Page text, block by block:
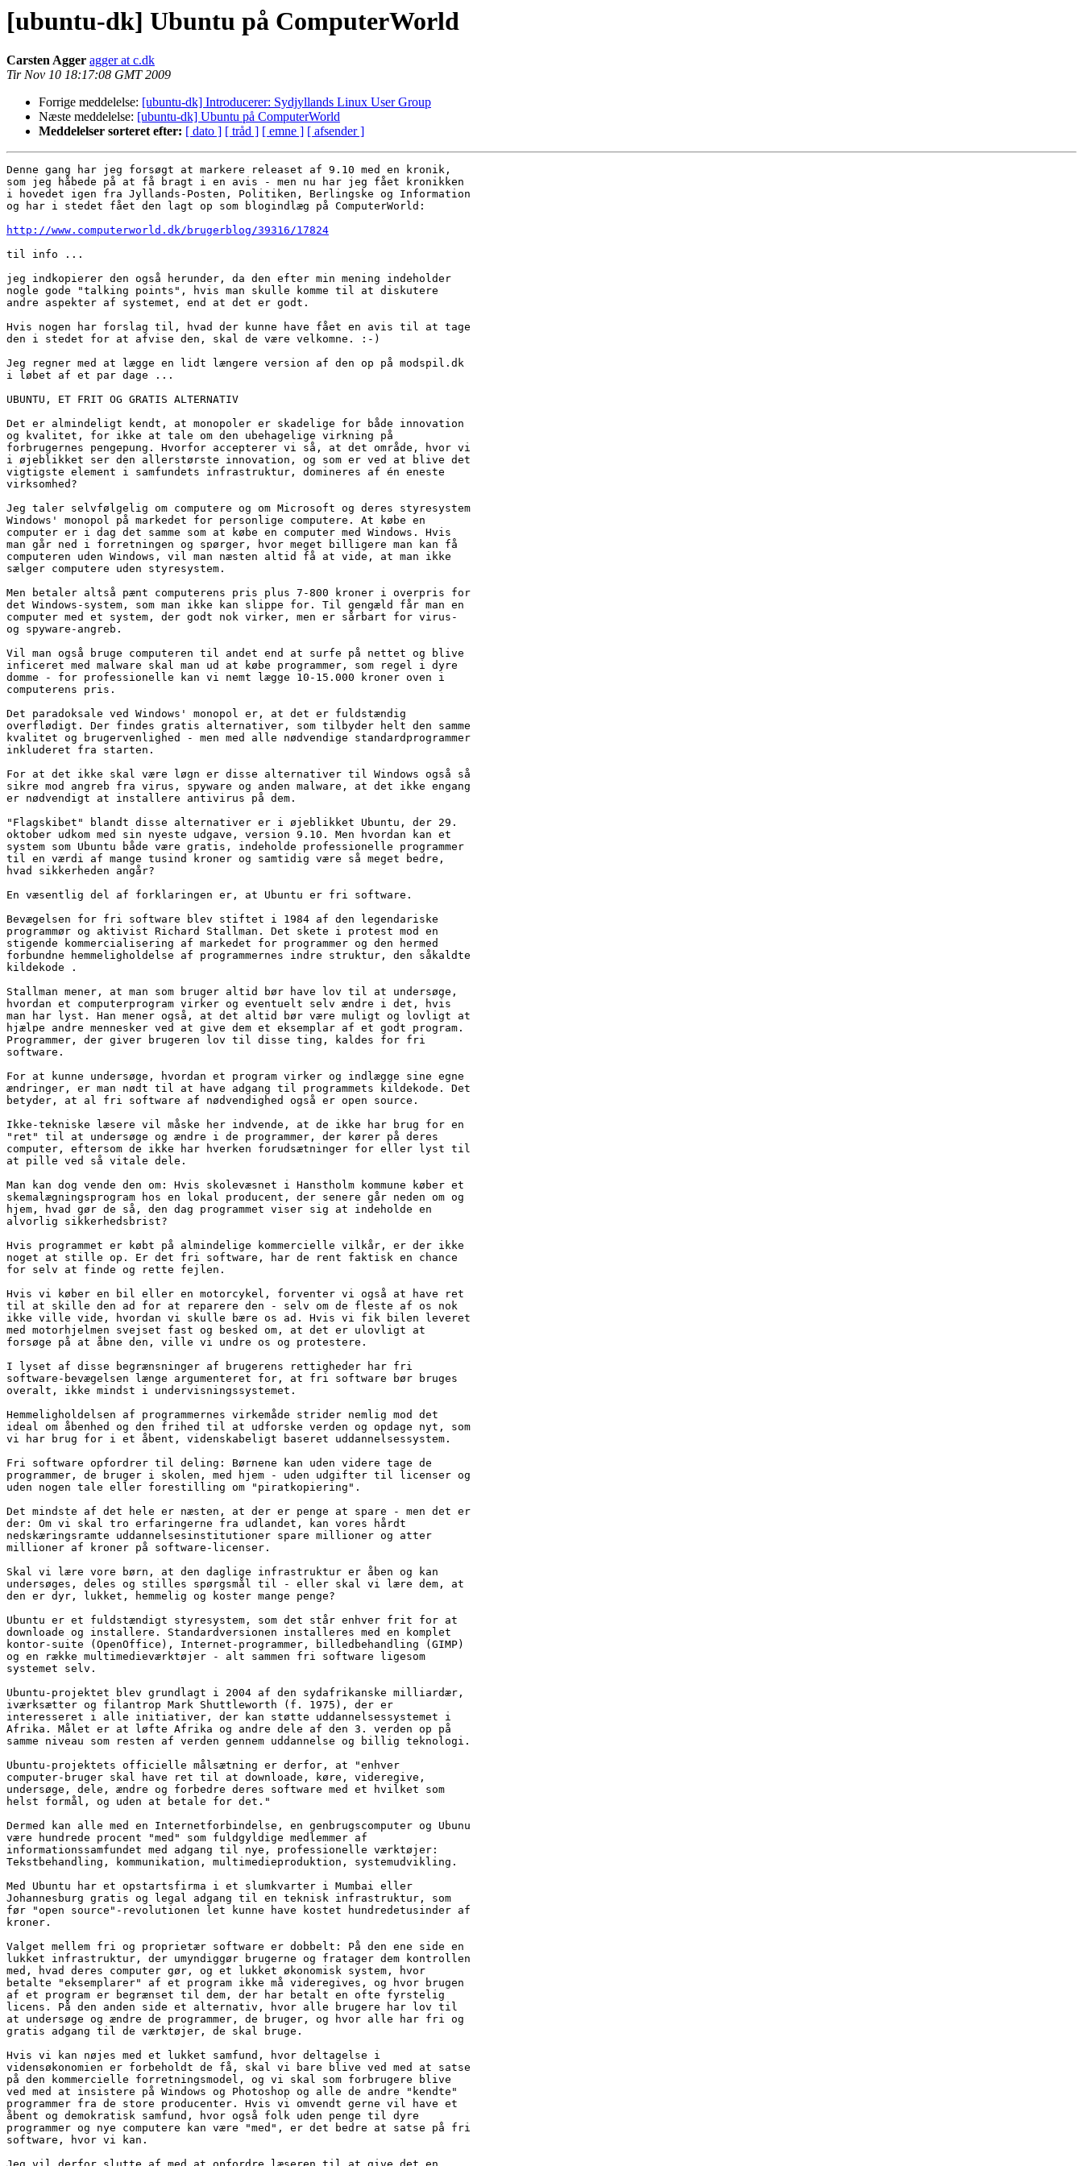
[ubuntu-dk] Ubuntu på ComputerWorld
Carsten Agger agger at c.dk
Tir Nov 10 18:17:08 GMT 2009
Forrige meddelelse: [ubuntu-dk] Introducerer: Sydjyllands Linux User Group
Næste meddelelse: [ubuntu-dk] Ubuntu på ComputerWorld
Meddelelser sorteret efter: [ dato ] [ tråd ] [ emne ] [ afsender ]
Denne gang har jeg forsøgt at markere releaset af 9.10 med en kronik,
som jeg håbede på at få bragt i en avis - men nu har jeg fået kronikken
i hovedet igen fra Jyllands-Posten, Politiken, Berlingske og Information
og har i stedet fået den lagt op som blogindlæg på ComputerWorld:
http://www.computerworld.dk/brugerblog/39316/17824
til info ...
jeg indkopierer den også herunder, da den efter min mening indeholder
nogle gode "talking points", hvis man skulle komme til at diskutere
andre aspekter af systemet, end at det er godt.
Hvis nogen har forslag til, hvad der kunne have fået en avis til at tage
den i stedet for at afvise den, skal de være velkomne. :-)
Jeg regner med at lægge en lidt længere version af den op på modspil.dk
i løbet af et par dage ...
UBUNTU, ET FRIT OG GRATIS ALTERNATIV
Det er almindeligt kendt, at monopoler er skadelige for både innovation
og kvalitet, for ikke at tale om den ubehagelige virkning på
forbrugernes pengepung. Hvorfor accepterer vi så, at det område, hvor vi
i øjeblikket ser den allerstørste innovation, og som er ved at blive det
vigtigste element i samfundets infrastruktur, domineres af én eneste
virksomhed?
Jeg taler selvfølgelig om computere og om Microsoft og deres styresystem
Windows' monopol på markedet for personlige computere. At købe en
computer er i dag det samme som at købe en computer med Windows. Hvis
man går ned i forretningen og spørger, hvor meget billigere man kan få
computeren uden Windows, vil man næsten altid få at vide, at man ikke
sælger computere uden styresystem.
Men betaler altså pænt computerens pris plus 7-800 kroner i overpris for
det Windows-system, som man ikke kan slippe for. Til gengæld får man en
computer med et system, der godt nok virker, men er sårbart for virus-
og spyware-angreb.
Vil man også bruge computeren til andet end at surfe på nettet og blive
inficeret med malware skal man ud at købe programmer, som regel i dyre
domme - for professionelle kan vi nemt lægge 10-15.000 kroner oven i
computerens pris.
Det paradoksale ved Windows' monopol er, at det er fuldstændig
overflødigt. Der findes gratis alternativer, som tilbyder helt den samme
kvalitet og brugervenlighed - men med alle nødvendige standardprogrammer
inkluderet fra starten.
For at det ikke skal være løgn er disse alternativer til Windows også så
sikre mod angreb fra virus, spyware og anden malware, at det ikke engang
er nødvendigt at installere antivirus på dem.
"Flagskibet" blandt disse alternativer er i øjeblikket Ubuntu, der 29.
oktober udkom med sin nyeste udgave, version 9.10. Men hvordan kan et
system som Ubuntu både være gratis, indeholde professionelle programmer
til en værdi af mange tusind kroner og samtidig være så meget bedre,
hvad sikkerheden angår?
En væsentlig del af forklaringen er, at Ubuntu er fri software.
Bevægelsen for fri software blev stiftet i 1984 af den legendariske
programmør og aktivist Richard Stallman. Det skete i protest mod en
stigende kommercialisering af markedet for programmer og den hermed
forbundne hemmeligholdelse af programmernes indre struktur, den såkaldte
kildekode .
Stallman mener, at man som bruger altid bør have lov til at undersøge,
hvordan et computerprogram virker og eventuelt selv ændre i det, hvis
man har lyst. Han mener også, at det altid bør være muligt og lovligt at
hjælpe andre mennesker ved at give dem et eksemplar af et godt program.
Programmer, der giver brugeren lov til disse ting, kaldes for fri
software.
For at kunne undersøge, hvordan et program virker og indlægge sine egne
ændringer, er man nødt til at have adgang til programmets kildekode. Det
betyder, at al fri software af nødvendighed også er open source.
Ikke-tekniske læsere vil måske her indvende, at de ikke har brug for en
"ret" til at undersøge og ændre i de programmer, der kører på deres
computer, eftersom de ikke har hverken forudsætninger for eller lyst til
at pille ved så vitale dele.
Man kan dog vende den om: Hvis skolevæsnet i Hanstholm kommune køber et
skemalægningsprogram hos en lokal producent, der senere går neden om og
hjem, hvad gør de så, den dag programmet viser sig at indeholde en
alvorlig sikkerhedsbrist?
Hvis programmet er købt på almindelige kommercielle vilkår, er der ikke
noget at stille op. Er det fri software, har de rent faktisk en chance
for selv at finde og rette fejlen.
Hvis vi køber en bil eller en motorcykel, forventer vi også at have ret
til at skille den ad for at reparere den - selv om de fleste af os nok
ikke ville vide, hvordan vi skulle bære os ad. Hvis vi fik bilen leveret
med motorhjelmen svejset fast og besked om, at det er ulovligt at
forsøge på at åbne den, ville vi undre os og protestere.
I lyset af disse begrænsninger af brugerens rettigheder har fri
software-bevægelsen længe argumenteret for, at fri software bør bruges
overalt, ikke mindst i undervisningssystemet.
Hemmeligholdelsen af programmernes virkemåde strider nemlig mod det
ideal om åbenhed og den frihed til at udforske verden og opdage nyt, som
vi har brug for i et åbent, videnskabeligt baseret uddannelsessystem.
Fri software opfordrer til deling: Børnene kan uden videre tage de
programmer, de bruger i skolen, med hjem - uden udgifter til licenser og
uden nogen tale eller forestilling om "piratkopiering".
Det mindste af det hele er næsten, at der er penge at spare - men det er
der: Om vi skal tro erfaringerne fra udlandet, kan vores hårdt
nedskæringsramte uddannelsesinstitutioner spare millioner og atter
millioner af kroner på software-licenser.
Skal vi lære vore børn, at den daglige infrastruktur er åben og kan
undersøges, deles og stilles spørgsmål til - eller skal vi lære dem, at
den er dyr, lukket, hemmelig og koster mange penge?
Ubuntu er et fuldstændigt styresystem, som det står enhver frit for at
downloade og installere. Standardversionen installeres med en komplet
kontor-suite (OpenOffice), Internet-programmer, billedbehandling (GIMP)
og en række multimedieværktøjer - alt sammen fri software ligesom
systemet selv.
Ubuntu-projektet blev grundlagt i 2004 af den sydafrikanske milliardær,
iværksætter og filantrop Mark Shuttleworth (f. 1975), der er
interesseret i alle initiativer, der kan støtte uddannelsessystemet i
Afrika. Målet er at løfte Afrika og andre dele af den 3. verden op på
samme niveau som resten af verden gennem uddannelse og billig teknologi.
Ubuntu-projektets officielle målsætning er derfor, at "enhver
computer-bruger skal have ret til at downloade, køre, videregive,
undersøge, dele, ændre og forbedre deres software med et hvilket som
helst formål, og uden at betale for det."
Dermed kan alle med en Internetforbindelse, en genbrugscomputer og Ubunu
være hundrede procent "med" som fuldgyldige medlemmer af
informationssamfundet med adgang til nye, professionelle værktøjer:
Tekstbehandling, kommunikation, multimedieproduktion, systemudvikling.
Med Ubuntu har et opstartsfirma i et slumkvarter i Mumbai eller
Johannesburg gratis og legal adgang til en teknisk infrastruktur, som
før "open source"-revolutionen let kunne have kostet hundredetusinder af
kroner.
Valget mellem fri og proprietær software er dobbelt: På den ene side en
lukket infrastruktur, der umyndiggør brugerne og fratager dem kontrollen
med, hvad deres computer gør, og et lukket økonomisk system, hvor
betalte "eksemplarer" af et program ikke må videregives, og hvor brugen
af et program er begrænset til dem, der har betalt en ofte fyrstelig
licens. På den anden side et alternativ, hvor alle brugere har lov til
at undersøge og ændre de programmer, de bruger, og hvor alle har fri og
gratis adgang til de værktøjer, de skal bruge.
Hvis vi kan nøjes med et lukket samfund, hvor deltagelse i
vidensøkonomien er forbeholdt de få, skal vi bare blive ved med at satse
på den kommercielle forretningsmodel, og vi skal som forbrugere blive
ved med at insistere på Windows og Photoshop og alle de andre "kendte"
programmer fra de store producenter. Hvis vi omvendt gerne vil have et
åbent og demokratisk samfund, hvor også folk uden penge til dyre
programmer og nye computere kan være "med", er det bedre at satse på fri
software, hvor vi kan.